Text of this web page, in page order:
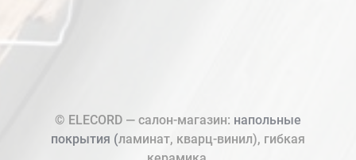
© ELECORD — салон-магазин: напольные
покрытия (ламинат, кварц-винил), гибкая